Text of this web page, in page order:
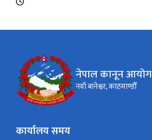
नेपाल कानून आयोग
नयाँ बानेश्वर, काठमाण्डौँ
कार्यालय समय